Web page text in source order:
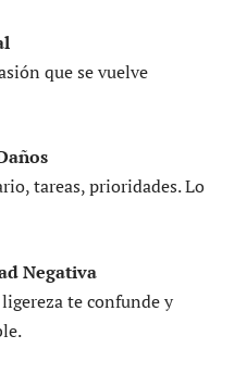
que se vuelve
tareas, prioridades. Lo
Negativa
ligereza te confunde y